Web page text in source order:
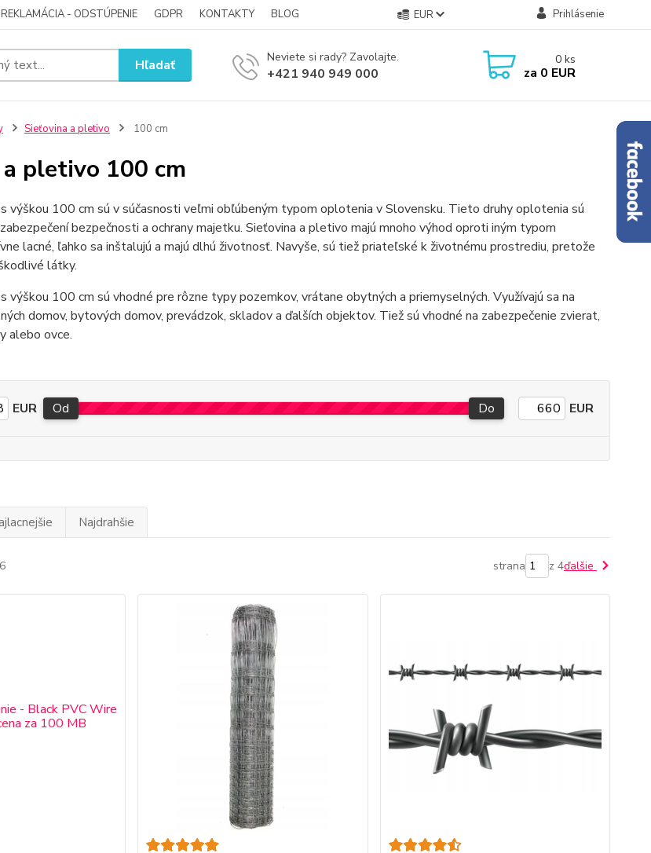
REKLAMÁCIA - ODSTÚPENIE GDPR KONTAKTY BLOG EUR Prihlásenie
Hľadať Neviete si rady? Zavolajte.
+421 940 949 000
0 ks
za 0 EUR
Sieťovina a pletivo 100 cm
pletivo 100 cm
výškou 100 cm sú v súčasnosti veľmi obľúbeným typom oplotenia v Slovensku. Tieto druhy oplotenia sú
bezpečnosti a ochrany majetku. Sieťovina a pletivo majú mnoho výhod oproti iným typom
lacné, ľahko sa inštalujú a majú dlhú životnosť. Navyše, sú tiež priateľské k životnému prostrediu, pretože
látky.
výškou 100 cm sú vhodné pre rôzne typy pozemkov, vrátane obytných a priemyselných. Využívajú sa na
domov, bytových domov, prevádzok, skladov a ďalších objektov. Tiež sú vhodné na zabezpečenie zvierat,
alebo ovce.
EUR Od Do EUR
Najdrahšie
strana z 4ďalšie